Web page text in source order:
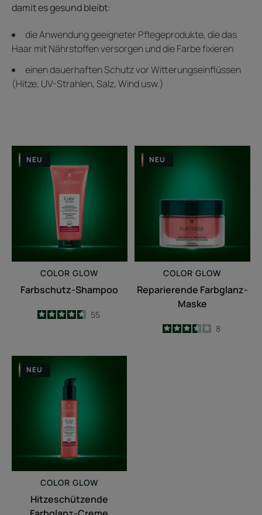
damit es gesund bleibt:
die Anwendung geeigneter Pflegeprodukte, die das
Haar mit Nährstoffen versorgen und die Farbe fixieren
einen dauerhaften Schutz vor Witterungseinflüssen
(Hitze, UV-Strahlen, Salz, Wind usw.)
Shampoo
NEU
COLOR GLOW
Farbschutz-Shampoo
4.6
/5
55
NEU
COLOR GLOW
Reparierende Farbglanz-
Maske
3.5
/5
8
Farbglanz-
NEU
COLOR GLOW
Hitzeschützende